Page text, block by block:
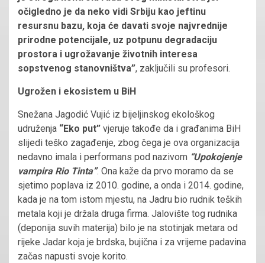
očigledno je da neko vidi Srbiju kao jeftinu
resursnu bazu, koja će davati svoje najvrednije
prirodne potencijale, uz potpunu degradaciju
prostora i ugrožavanje životnih interesa
sopstvenog stanovništva”, zaključili su profesori.
Ugrožen i ekosistem u BiH
Snežana Jagodić Vujić iz bijeljinskog ekološkog
udruženja “Eko put” vjeruje takođe da i građanima BiH
slijedi teško zagađenje, zbog čega je ova organizacija
nedavno imala i performans pod nazivom “Upokojenje
vampira Rio Tinta”. Ona kaže da prvo moramo da se
sjetimo poplava iz 2010. godine, a onda i 2014. godine,
kada je na tom istom mjestu, na Jadru bio rudnik teških
metala koji je držala druga firma. Jalovište tog rudnika
(deponija suvih materija) bilo je na stotinjak metara od
rijeke Jadar koja je brdska, bujična i za vrijeme padavina
začas napusti svoje korito.